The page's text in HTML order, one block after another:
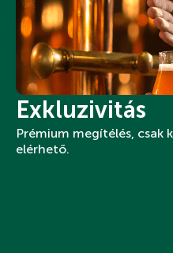
Exkluzivitás
Prémium megítélés, csak
elérhető.